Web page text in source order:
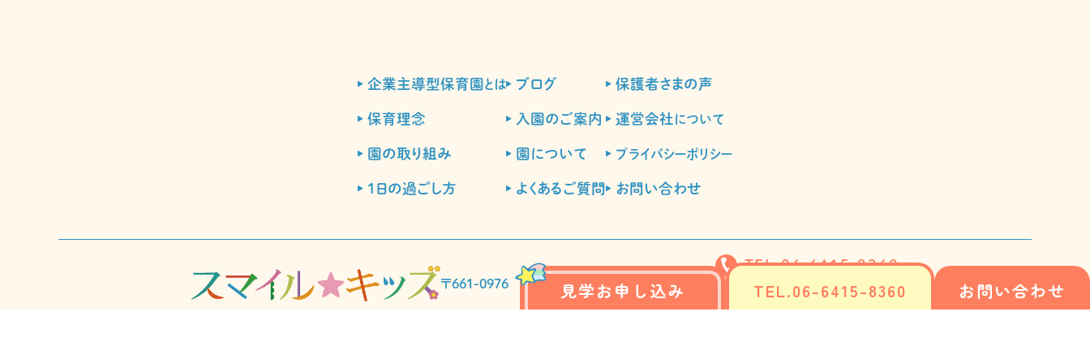
企業主導型保育園とは
保育理念
園の取り組み
1日の過ごし方
ブログ
入園のご案内
園について
よくあるご質問
保護者さまの声
運営会社について
プライバシーポリシー
お問い合わせ
〒661-0976 兵庫県尼崎市潮江1丁目20-21 2階
TEL.06-6415-8360
Instagram
見学お申し込み TEL.06-6415-8360 お問い合わせ